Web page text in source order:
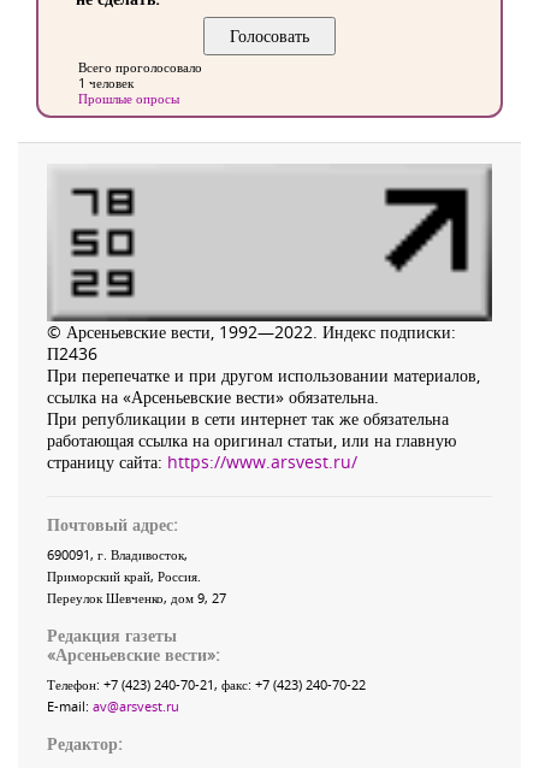
Всего проголосовало
1 человек
Прошлые опросы
© Арсеньевские вести, 1992—2022. Индекс подписки:
П2436
При перепечатке и при другом использовании материалов,
ссылка на «Арсеньевские вести» обязательна.
При републикации в сети интернет так же обязательна
работающая ссылка на оригинал статьи, или на главную
страницу сайта: https://www.arsvest.ru/
Почтовый адрес:
690091, г. Владивосток,
Приморский край, Россия
Переулок Шевченко, дом 9, 27
Редакция газеты
«Арсеньевские вести»:
Телефон: +7 (423) 240-70-21, факс: +7 (423) 240-70-22
E-mail: av@arsvest.ru
Редактор: